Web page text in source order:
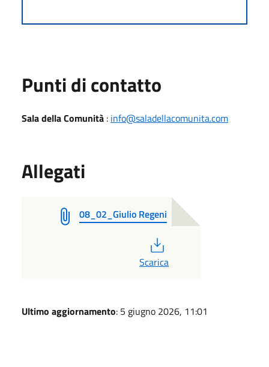
Punti di contatto
Sala della Comunità : info@saladellacomunita.com
Allegati
08_02_Giulio Regeni
Scarica
Ultimo aggiornamento: 5 giugno 2026, 11:01